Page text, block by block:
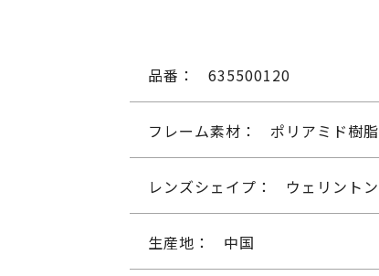
品番： 635500120
フレーム素材： ポリアミド樹脂
レンズシェイプ： ウェリントン
生産地： 中国